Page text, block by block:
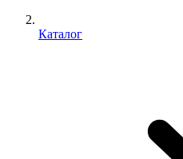
Каталог